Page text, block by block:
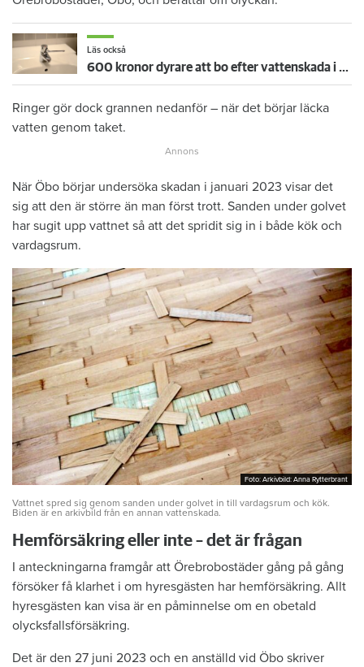
Läs också
600 kronor dyrare att bo efter vattenskada i Varberg
Ringer gör dock grannen nedanför – när det börjar läcka
vatten genom taket.
När Öbo börjar undersöka skadan i januari 2023 visar det
sig att den är större än man först trott. Sanden under golvet
har sugit upp vattnet så att det spridit sig in i både kök och
vardagsrum.
Foto: Arkivbild: Anna Rytterbrant
Foto: Arkivbild: Anna Rytterbrant
Vattnet spred sig genom sanden under golvet in till vardagsrum och kök.
Biden är en arkivbild från en annan vattenskada.
Hemförsäkring eller inte – det är frågan
I anteckningarna framgår att Örebrobostäder gång på gång
försöker få klarhet i om hyresgästen har hemförsäkring. Allt
hyresgästen kan visa är en påminnelse om en obetald
olycksfallsförsäkring.
Det är den 27 juni 2023 och en anställd vid Öbo skriver